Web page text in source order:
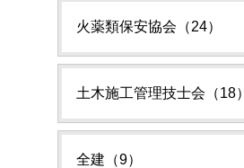
火薬類保安協会（24）
土木施工管理技士会（18）
全建（9）